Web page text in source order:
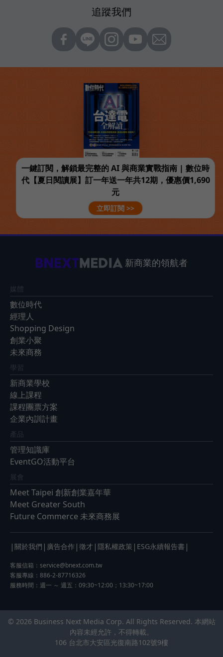
追蹤我們
一鍵訂閱，解鎖最完整的 AI 與商業實戰指南 | 數位時
代【夏日閱讀展】訂一年送一年共12期，優惠價1,690
元
立即訂閱 >>
新商業的領航者
媒體
數位時代
經理人
Shopping Design
創業小聚
未來商務
學習
新商業學校
線上課程
課程團票方案
企業內訓計畫
產品
管理知識庫
EventGO活動平台
展會
Meet Taipei 創新創業嘉年華
Meet Greater South
Future Commerce 未來商務展
| 關於我們 | 廣告合作 | 徵才 | 隱私權政策 | ESG永續報告書 |
客服信箱： service@bnext.com.tw
客服專線：886-2-87716326
服務時間：週一 ～ 週五：09:30~12:00；13:30~17:00
© 2026 Business Next Media Corp. All Rights Reserved. 本網站
內容未經允許，不得轉載。
106 台北市大安區光復南路102號9樓